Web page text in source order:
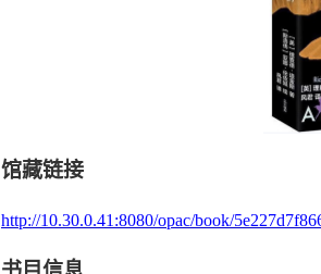
馆藏链接
http://10.30.0.41:8080/opac/book/